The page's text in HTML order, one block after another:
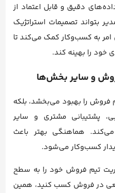
دقیق و قابل اعتماد از
بتواند تصمیمات استراتژیک
امر به کسب‌وکار کمک می‌کند تا
خود را بهینه کند.
فروش را بهبود می‌بخشد، بلکه
پشتیبانی مشتری و سایر
هماهنگی بهتر باعث
کسب‌وکار می‌شود.
تیم فروش خود را به سطح
در فروش کسب کنید، همین